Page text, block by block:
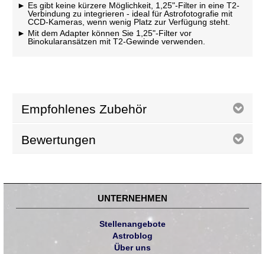
Es gibt keine kürzere Möglichkeit, 1,25"-Filter in eine T2-
Verbindung zu integrieren - ideal für Astrofotografie mit
CCD-Kameras, wenn wenig Platz zur Verfügung steht.
Mit dem Adapter können Sie 1,25"-Filter vor
Binokularansätzen mit T2-Gewinde verwenden.
Empfohlenes Zubehör
Bewertungen
UNTERNEHMEN
Stellenangebote
Astroblog
Über uns